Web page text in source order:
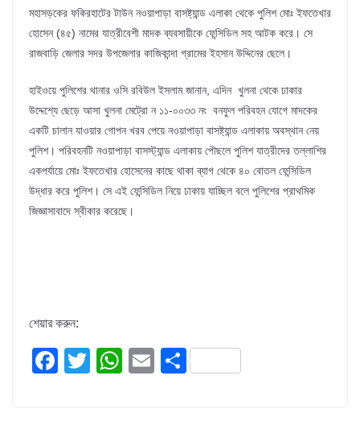
মহাসড়কের ফকিরহাটের টাউন নওয়াপাড়া বাসষ্ট্যান্ড এলাকা থেকে পুলিশ মোঃ ইফতেখার
হোসেন (৪৫) নামের যাত্রীবেশী মাদক ব্যবসায়ীকে ফেন্সিডিল সহ আটক করে। সে
রাজবাড়ি জেলার সদর উপজেলার কাজিকান্দা গ্রামের ইহসান উদ্দিনের ছেলে।
হাইওয়ে পুলিশের থানার ওসি রবিউল ইসলাম জানান, এদিন খুলনা থেকে ঢাকার
উদ্দেশ্যে ছেড়ে আসা খুলনা মেট্রো ন ১১-০০৩৩ নং বনফুল পরিবহন যোগে মাদকের
একটি চালান যাওয়ার গোপন খরব পেয়ে নওয়াপাড়া বাসষ্ট্যান্ড এলাকায় অবস্থান নেয়
পুলিশ। পরিবহনটি নওয়াপাড়া বাসস্ট্যান্ড এলাকায় পৌছলে পুলিশ যাত্রীদের তল্লাশির
একপর্যায়ে মোঃ ইফতেখার হোসেনের কাছে থাকা ব্যাগ থেকে ৪০ বোতল ফেন্সিডিল
উদ্ধার করে পুলিশ। সে এই ফেন্সিডিল নিয়ে ঢাকায় যাচ্ছিল বলে পুলিশের প্রাথমিক
জিজ্ঞাসাবাদে স্বীকার করেছে।
শেয়ার করুন:
F
T
W
E S